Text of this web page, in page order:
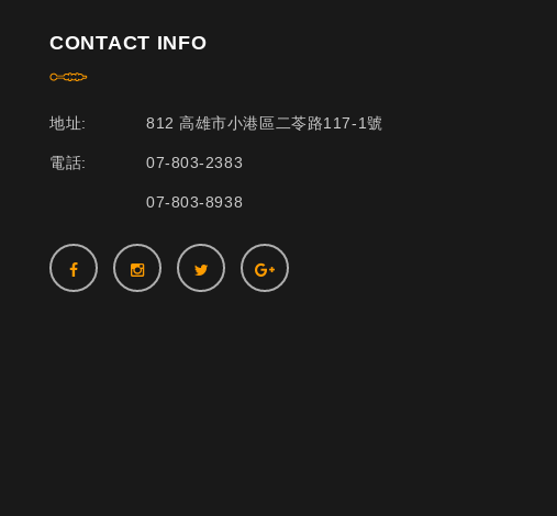
CONTACT INFO
地址: 812 高雄市小港區二苓路117-1號
電話: 07-803-2383
07-803-8938